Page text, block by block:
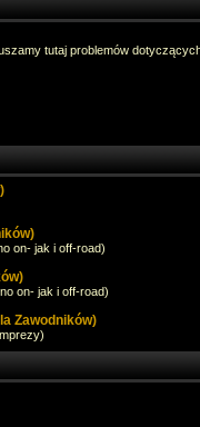
tutaj problemów
on- jak i off-road)
on- jak i off-road)
Zawodników)